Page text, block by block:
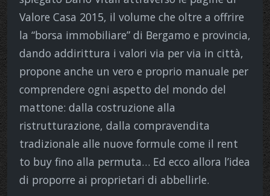
Valore Casa 2015, il volume che oltre a offrire
la “borsa immobiliare” di Bergamo e provincia,
dando addirittura i valori via per via in città,
propone anche un vero e proprio manuale per
comprendere ogni aspetto del mondo del
mattone: dalla costruzione alla
ristrutturazione, dalla compravendita
tradizionale alle nuove formule come il rent
to buy fino alla permuta… Ed ecco allora l’idea
di proporre ai proprietari di abbellirle.